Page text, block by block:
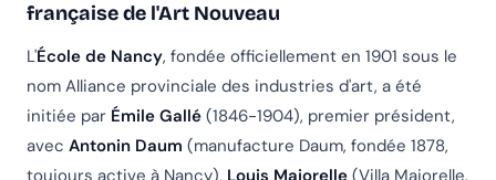
française de l'Art Nouveau
L'École de Nancy, fondée officiellement en 1901 sous le
nom Alliance provinciale des industries d'art, a été
initiée par Émile Gallé (1846-1904), premier président,
avec Antonin Daum (manufacture Daum, fondée 1878,